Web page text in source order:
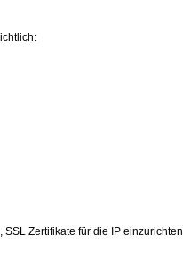
Zertifikate für die IP einzurichten